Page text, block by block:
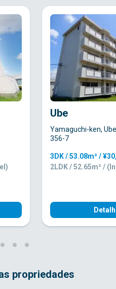
Ube
Yamaguchi-ken,
356-7
3DK / 53.08m² /
2LDK / 52.65m² /
propriedades